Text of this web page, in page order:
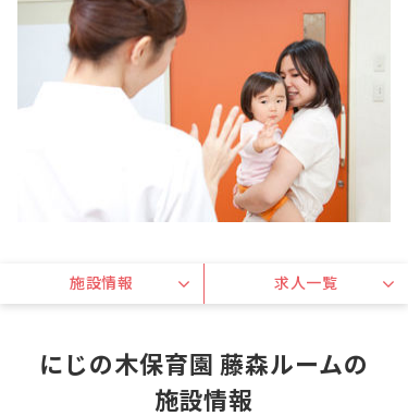
施設情報 求人一覧
にじの木保育園 藤森ルームの
施設情報